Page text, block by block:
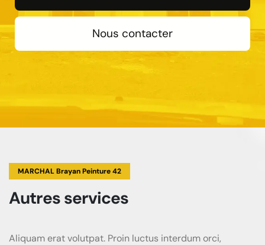
Nous contacter
MARCHAL Brayan Peinture 42
Autres services
Aliquam erat volutpat. Proin luctus interdum orci,